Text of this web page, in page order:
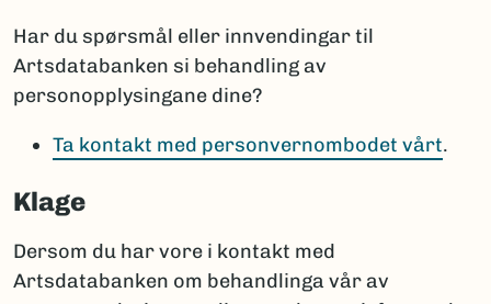
Har du spørsmål eller innvendingar til
Artsdatabanken si behandling av
personopplysingane dine?
Ta kontakt med personvernombodet vårt.
Klage
Dersom du har vore i kontakt med
Artsdatabanken om behandlinga vår av